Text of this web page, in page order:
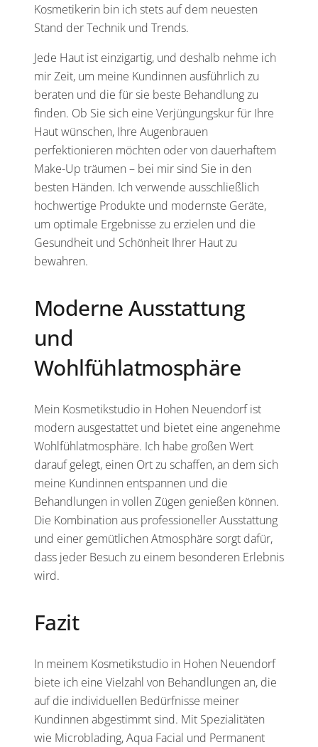
Kosmetikerin bin ich stets auf dem neuesten
Stand der Technik und Trends.
Jede Haut ist einzigartig, und deshalb nehme ich
mir Zeit, um meine Kundinnen ausführlich zu
beraten und die für sie beste Behandlung zu
finden. Ob Sie sich eine Verjüngungskur für Ihre
Haut wünschen, Ihre Augenbrauen
perfektionieren möchten oder von dauerhaftem
Make-Up träumen – bei mir sind Sie in den
besten Händen. Ich verwende ausschließlich
hochwertige Produkte und modernste Geräte,
um optimale Ergebnisse zu erzielen und die
Gesundheit und Schönheit Ihrer Haut zu
bewahren.
Moderne Ausstattung
und
Wohlfühlatmosphäre
Mein Kosmetikstudio in Hohen Neuendorf ist
modern ausgestattet und bietet eine angenehme
Wohlfühlatmosphäre. Ich habe großen Wert
darauf gelegt, einen Ort zu schaffen, an dem sich
meine Kundinnen entspannen und die
Behandlungen in vollen Zügen genießen können.
Die Kombination aus professioneller Ausstattung
und einer gemütlichen Atmosphäre sorgt dafür,
dass jeder Besuch zu einem besonderen Erlebnis
wird.
Fazit
In meinem Kosmetikstudio in Hohen Neuendorf
biete ich eine Vielzahl von Behandlungen an, die
auf die individuellen Bedürfnisse meiner
Kundinnen abgestimmt sind. Mit Spezialitäten
wie Microblading, Aqua Facial und Permanent